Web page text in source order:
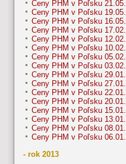
Ceny PHM v Poľsku 21.05.
Ceny PHM v Poľsku 19.05.
Ceny PHM v Poľsku 16.05.
Ceny PHM v Poľsku 17.02.
Ceny PHM v Poľsku 12.02.
Ceny PHM v Poľsku 10.02.
Ceny PHM v Poľsku 05.02.
Ceny PHM v Poľsku 03.02.
Ceny PHM v Poľsku 29.01.
Ceny PHM v Poľsku 27.01.
Ceny PHM v Poľsku 22.01.
Ceny PHM v Poľsku 20.01.
Ceny PHM v Poľsku 15.01.
Ceny PHM v Poľsku 13.01.
Ceny PHM v Poľsku 08.01.
Ceny PHM v Poľsku 06.01.
- rok 2013